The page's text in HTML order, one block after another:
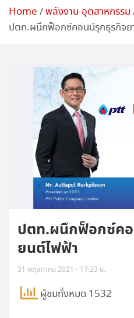
Home พลังงาน-อุตสาหกรรม
ปตท.ผนึกฟ็อกซ์คอนน์รุกธุรกิจย
ปตท.ผนึกฟ็อกซ์ค
ยนต์ไฟฟ้า
31 พฤษภาคม 2021 - 17:23 น.
ผู้ชมทั้งหมด 1532